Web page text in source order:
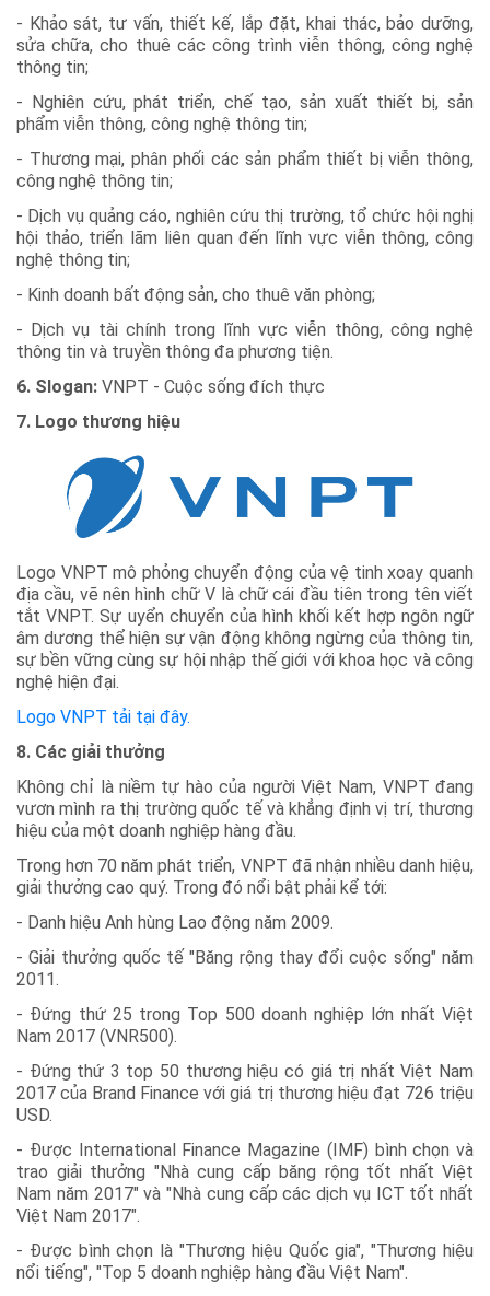
- Khảo sát, tư vấn, thiết kế, lắp đặt, khai thác, bảo dưỡng,
sửa chữa, cho thuê các công trình viễn thông, công nghệ
thông tin;
- Nghiên cứu, phát triển, chế tạo, sản xuất thiết bị, sản
phẩm viễn thông, công nghệ thông tin;
- Thương mại, phân phối các sản phẩm thiết bị viễn thông,
công nghệ thông tin;
- Dịch vụ quảng cáo, nghiên cứu thị trường, tổ chức hội nghị
hội thảo, triển lãm liên quan đến lĩnh vực viễn thông, công
nghệ thông tin;
- Kinh doanh bất động sản, cho thuê văn phòng;
- Dịch vụ tài chính trong lĩnh vực viễn thông, công nghệ
thông tin và truyền thông đa phương tiện.
6. Slogan: VNPT - Cuộc sống đích thực
7. Logo thương hiệu
Logo VNPT mô phỏng chuyển động của vệ tinh xoay quanh
địa cầu, vẽ nên hình chữ V là chữ cái đầu tiên trong tên viết
tắt VNPT. Sự uyển chuyển của hình khối kết hợp ngôn ngữ
âm dương thể hiện sự vận động không ngừng của thông tin,
sự bền vững cùng sự hội nhập thế giới với khoa học và công
nghệ hiện đại.
Logo VNPT tải tại đây.
8. Các giải thưởng
Không chỉ là niềm tự hào của người Việt Nam, VNPT đang
vươn mình ra thị trường quốc tế và khẳng định vị trí, thương
hiệu của một doanh nghiệp hàng đầu.
Trong hơn 70 năm phát triển, VNPT đã nhận nhiều danh hiệu,
giải thưởng cao quý. Trong đó nổi bật phải kể tới:
- Danh hiệu Anh hùng Lao động năm 2009.
- Giải thưởng quốc tế "Băng rộng thay đổi cuộc sống" năm
2011.
- Đứng thứ 25 trong Top 500 doanh nghiệp lớn nhất Việt
Nam 2017 (VNR500).
- Đứng thứ 3 top 50 thương hiệu có giá trị nhất Việt Nam
2017 của Brand Finance với giá trị thương hiệu đạt 726 triệu
USD.
- Được International Finance Magazine (IMF) bình chọn và
trao giải thưởng "Nhà cung cấp băng rộng tốt nhất Việt
Nam năm 2017" và "Nhà cung cấp các dịch vụ ICT tốt nhất
Việt Nam 2017".
- Được bình chọn là "Thương hiệu Quốc gia", "Thương hiệu
nổi tiếng", "Top 5 doanh nghiệp hàng đầu Việt Nam".